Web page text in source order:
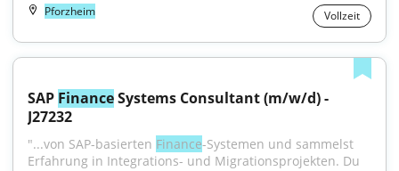
Pforzheim Vollzeit
SAP Finance Systems Consultant (m/w/d) -
J27232
"...von SAP-basierten Finance-Systemen und sammelst
Erfahrung in Integrations- und Migrationsprojekten. Du